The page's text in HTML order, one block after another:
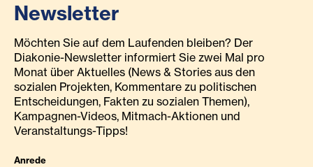
Newsletter
Möchten Sie auf dem Laufenden bleiben? Der
Diakonie-Newsletter informiert Sie zwei Mal pro
Monat über Aktuelles (News & Stories aus den
sozialen Projekten, Kommentare zu politischen
Entscheidungen, Fakten zu sozialen Themen),
Kampagnen-Videos, Mitmach-Aktionen und
Veranstaltungs-Tipps!
Anrede